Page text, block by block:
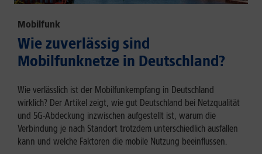
Mobilfunk
Wie zuverlässig sind
Mobilfunknetze in Deutschland?
Wie verlässlich ist der Mobilfunkempfang in Deutschland
wirklich? Der Artikel zeigt, wie gut Deutschland bei Netzqualität
und 5G-Abdeckung inzwischen aufgestellt ist, warum die
Verbindung je nach Standort trotzdem unterschiedlich ausfallen
kann und welche Faktoren die mobile Nutzung beeinflussen.